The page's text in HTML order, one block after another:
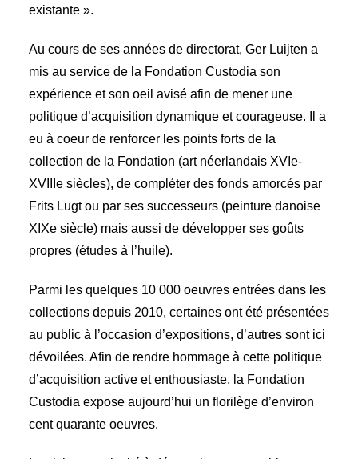
existante ».
Au cours de ses années de directorat, Ger Luijten a
mis au service de la Fondation Custodia son
expérience et son oeil avisé afin de mener une
politique d’acquisition dynamique et courageuse. Il a
eu à coeur de renforcer les points forts de la
collection de la Fondation (art néerlandais XVIe-
XVIIIe siècles), de compléter des fonds amorcés par
Frits Lugt ou par ses successeurs (peinture danoise
XIXe siècle) mais aussi de développer ses goûts
propres (études à l’huile).
Parmi les quelques 10 000 oeuvres entrées dans les
collections depuis 2010, certaines ont été présentées
au public à l’occasion d’expositions, d’autres sont ici
dévoilées. Afin de rendre hommage à cette politique
d’acquisition active et enthousiaste, la Fondation
Custodia expose aujourd’hui un florilège d’environ
cent quarante oeuvres.